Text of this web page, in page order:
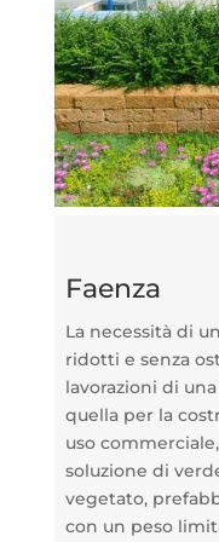
Faenza
La necessità di
ridotti e senza
lavorazioni di
quella per la
uso
soluzione di
vegetato,
con un peso